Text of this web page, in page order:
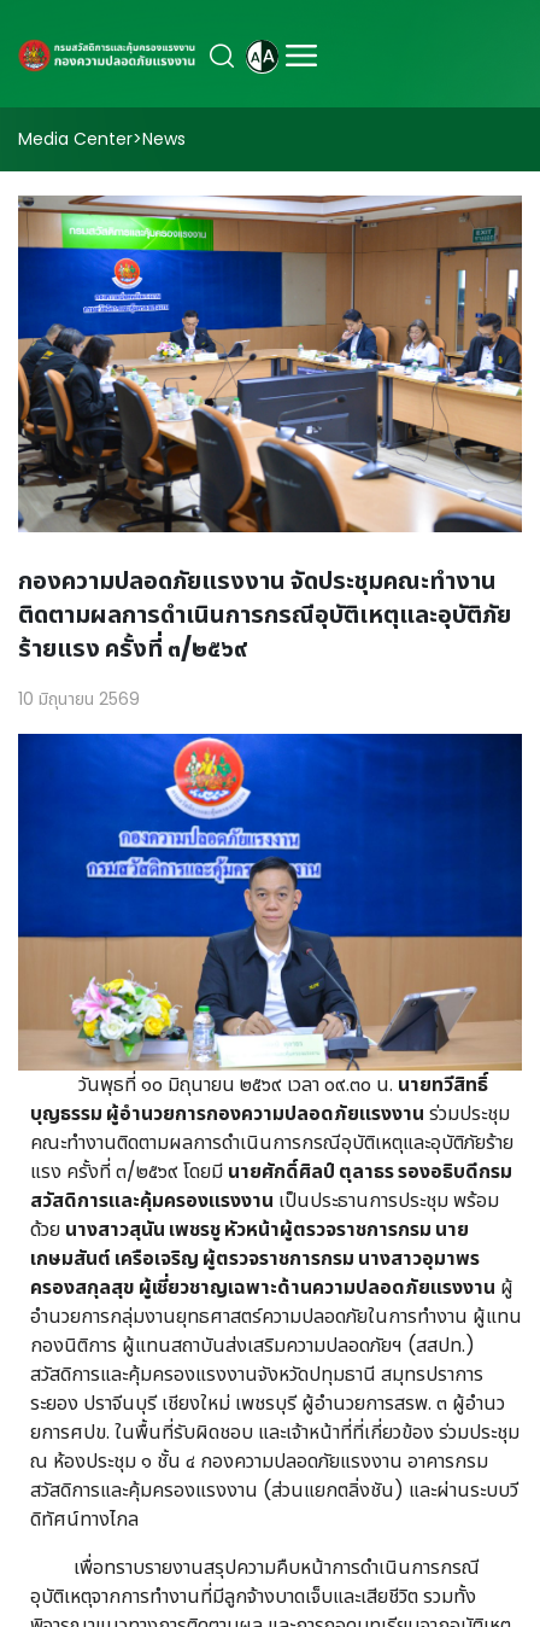
Media Center>News
กองความปลอดภัยแรงงาน จัดประชุมคณะทำงาน
ติดตามผลการดำเนินการกรณีอุบัติเหตุและอุบัติภัย
ร้ายแรง ครั้งที่ ๓/๒๕๖๙
10 มิถุนายน 2569
วันพุธที่ ๑๐ มิถุนายน ๒๕๖๙ เวลา ๐๙.๓๐ น. นายทวีสิทธิ์
บุญธรรม ผู้อำนวยการกองความปลอดภัยแรงงาน ร่วมประชุม
คณะทำงานติดตามผลการดำเนินการกรณีอุบัติเหตุและอุบัติภัยร้าย
แรง ครั้งที่ ๓/๒๕๖๙ โดยมี นายศักดิ์ศิลป์ ตุลาธร รองอธิบดีกรม
สวัสดิการและคุ้มครองแรงงาน เป็นประธานการประชุม พร้อม
ด้วย นางสาวสุนัน เพชรชู หัวหน้าผู้ตรวจราชการกรม นาย
เกษมสันต์ เครือเจริญ ผู้ตรวจราชการกรม นางสาวอุมาพร
ครองสกุลสุข ผู้เชี่ยวชาญเฉพาะด้านความปลอดภัยแรงงาน ผู้
อำนวยการกลุ่มงานยุทธศาสตร์ความปลอดภัยในการทำงาน ผู้แทน
กองนิติการ ผู้แทนสถาบันส่งเสริมความปลอดภัยฯ (สสปท.)
สวัสดิการและคุ้มครองแรงงานจังหวัดปทุมธานี สมุทรปราการ
ระยอง ปราจีนบุรี เชียงใหม่ เพชรบุรี ผู้อำนวยการสรพ. ๓ ผู้อำนว
ยการศปข. ในพื้นที่รับผิดชอบ และเจ้าหน้าที่ที่เกี่ยวข้อง ร่วมประชุม
ณ ห้องประชุม ๑ ชั้น ๔ กองความปลอดภัยแรงงาน อาคารกรม
สวัสดิการและคุ้มครองแรงงาน (ส่วนแยกตลิ่งชัน) และผ่านระบบวี
ดิทัศน์ทางไกล
เพื่อทราบรายงานสรุปความคืบหน้าการดำเนินการกรณี
อุบัติเหตุจากการทำงานที่มีลูกจ้างบาดเจ็บและเสียชีวิต รวมทั้ง